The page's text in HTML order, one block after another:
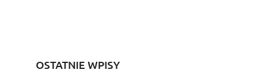
OSTATNIE WPISY